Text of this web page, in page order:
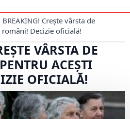
BREAKING! Crește vârsta de
Decizie oficială!
VÂRSTA DE
ACEȘTI
OFICIALĂ!